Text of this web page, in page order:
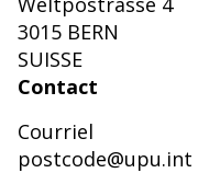
3015 BERN
SUISSE
Contact
Courriel
postcode@upu.int